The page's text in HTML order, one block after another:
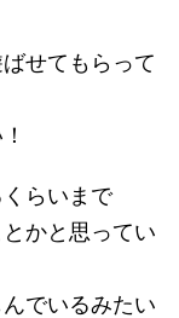
せてもらって
らいまで
かと思ってい
でいるみたい